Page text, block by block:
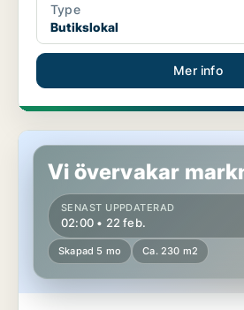
Type
Butikslokal
Mer info
Kontor i Örebro
Vi övervakar
SENAST UPPDATERAD
02:00 • 22 feb.
Skapad 5 mo Ca. 230 m2